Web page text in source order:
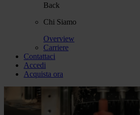
Back
Chi Siamo
Overview
Carriere
Contattaci
Accedi
Acquista ora